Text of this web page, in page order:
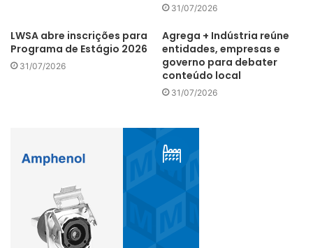
mínimo 20% de participação. O negócio pode estar em
qualquer fase de desenvolvimento, dispensando inclusive
já ter o CNPJ, desde que seja de base tecnológica.
31/07/2026
LWSA abre inscrições para
Programa de Estágio 2026
31/07/2026
Agrega + Indústria reúne
entidades, empresas e
governo para debater
conteúdo local
31/07/2026